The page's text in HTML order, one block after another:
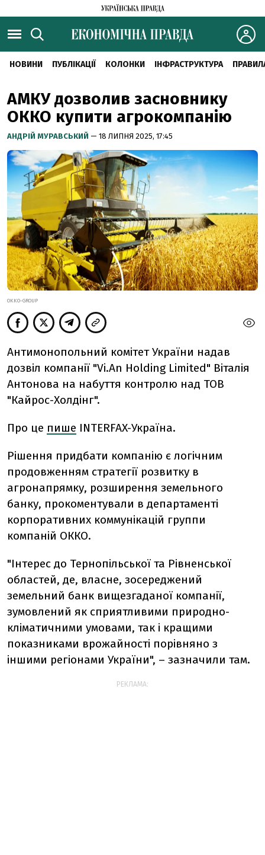
НОВИНИ ПУБЛІКАЦІЇ КОЛОНКИ ІНФРАСТРУКТУРА
АМКУ дозволив засновнику
ОККО купити агрокомпанію
АНДРІЙ МУРАВСЬКИЙ — 18 ЛИПНЯ 2025, 17:45
OKKO-GROUP
Антимонопольний комітет України надав
дозвіл компанії "Vi.An Holding Limited" Віталія
Антонова на набуття контролю над ТОВ
"Кайрос-Холдінг".
Про це пише INTERFAX-Україна.
Рішення придбати компанію є логічним
продовженням стратегії розвитку в
агронапрямку, розширення земельного
банку, прокоментували в департаменті
корпоративних коммунікацій группи
компаній ОККО.
"Інтерес до Тернопільської та Рівненської
областей, де, власне, зосереджений
земельний банк вищезгаданої компанії,
зумовлений як сприятливими природно-
кліматичними умовами, так і кращими
показниками врожайності порівняно з
іншими регіонами України", – зазначили там.
РЕКЛАМА: